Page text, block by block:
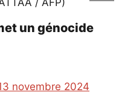
un génocide
novembre 2024